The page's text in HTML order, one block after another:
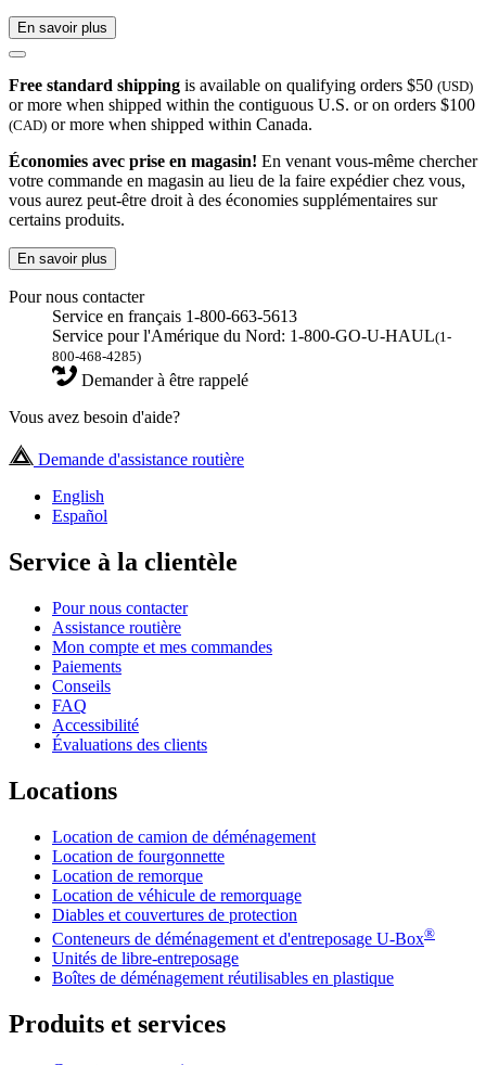
En savoir plus
Free standard shipping is available on qualifying orders $50 (USD)
or more when shipped within the contiguous U.S. or on orders $100
(CAD) or more when shipped within Canada.
Économies avec prise en magasin! En venant vous-même chercher
votre commande en magasin au lieu de la faire expédier chez vous,
vous aurez peut-être droit à des économies supplémentaires sur
certains produits.
En savoir plus
Pour nous contacter
Service en français 1-800-663-5613
Service pour l'Amérique du Nord: 1-800-GO-U-HAUL(1-
800-468-4285)
Demander à être rappelé
Vous avez besoin d'aide?
Demande d'assistance routière
English
Español
Service à la clientèle
Pour nous contacter
Assistance routière
Mon compte et mes commandes
Paiements
Conseils
FAQ
Accessibilité
Évaluations des clients
Locations
Location de camion de déménagement
Location de fourgonnette
Location de remorque
Location de véhicule de remorquage
Diables et couvertures de protection
Conteneurs de déménagement et d'entreposage U-Box®
Unités de libre-entreposage
Boîtes de déménagement réutilisables en plastique
Produits et services